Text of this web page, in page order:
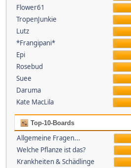
Flower61
TropenJunkie
Lutz
*Frangipani*
Epi
Rosebud
Suee
Daruma
Kate MacLila
Top-10-Boards
Allgemeine Fragen...
Welche Pflanze ist das?
Krankheiten & Schädlinge